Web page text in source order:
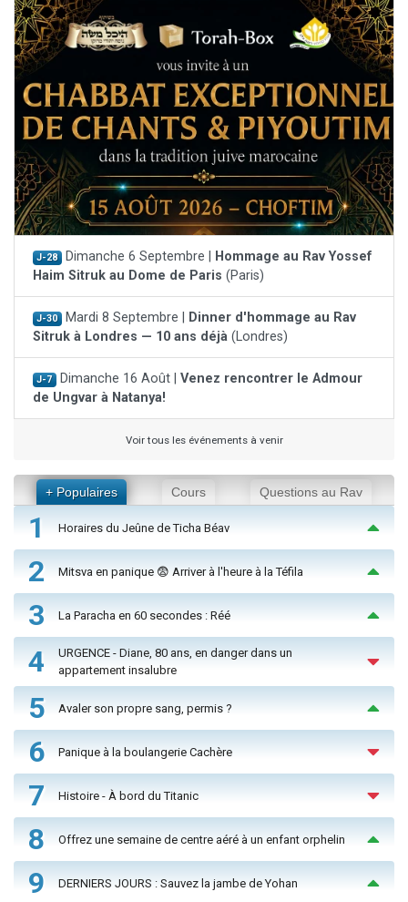
J-28 Dimanche 6 Septembre |
Hommage au Rav Yossef
Haim Sitruk au Dome de Paris (Paris)
J-30 Mardi 8 Septembre |
Dinner d'hommage au Rav
Sitruk à Londres — 10 ans déjà (Londres)
J-7 Dimanche 16 Août | Venez rencontrer le Admour
de Ungvar à Natanya!
Voir tous les événements à venir
+ Populaires Cours Questions au Rav
1 Horaires du Jeûne de Ticha Béav
2 Mitsva en panique 😨 Arriver à l'heure à la Téfila
3 La Paracha en 60 secondes : Réé
4
URGENCE - Diane, 80 ans, en danger dans un
appartement insalubre
5 Avaler son propre sang, permis ?
6 Panique à la boulangerie Cachère
7 Histoire - À bord du Titanic
8 Offrez une semaine de centre aéré à un enfant orphelin
9 DERNIERS JOURS : Sauvez la jambe de Yohan